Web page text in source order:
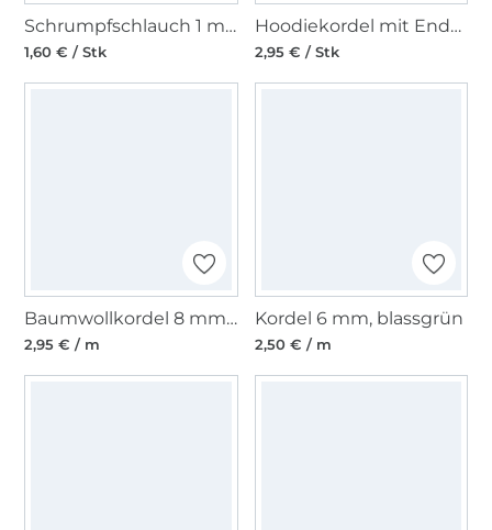
Schrumpfschlauch 1 m Kordelende 12 mm, schwarz
1,60 € / Stk
Hoodiekordel mit Endstücken, rauchblau
2,95 € / Stk
Baumwollkordel 8 mm, malve
2,95 € / m
Kordel 6 mm, blassgrün
2,50 € / m